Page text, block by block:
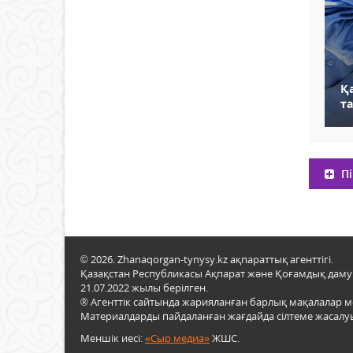
© 2026. Zhanaqorgan-tynysy.kz ақпараттық агенттігі.
Қазақстан Республикасы Ақпарат және Қоғамдық даму
21.07.2022 жылы берілген.
® Агенттік сайтында жарияланған барлық
Материалдарды пайдаланған жағдайда сілтеме
Меншік иесі:«Сыр медиа»ЖШС.